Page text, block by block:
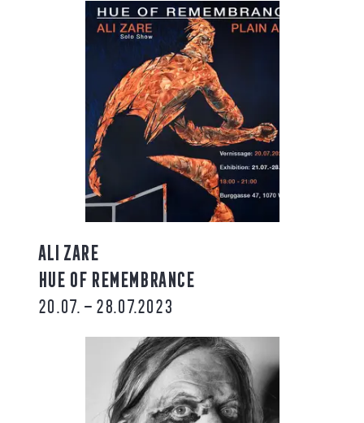
ALI ZARE
HUE OF REMEMBRANCE
20.07. – 28.07.2023